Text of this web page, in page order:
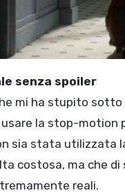
senza spoiler
mi ha stupito
la stop-motion
sia stata utilizzata
costosa, ma che
reali.